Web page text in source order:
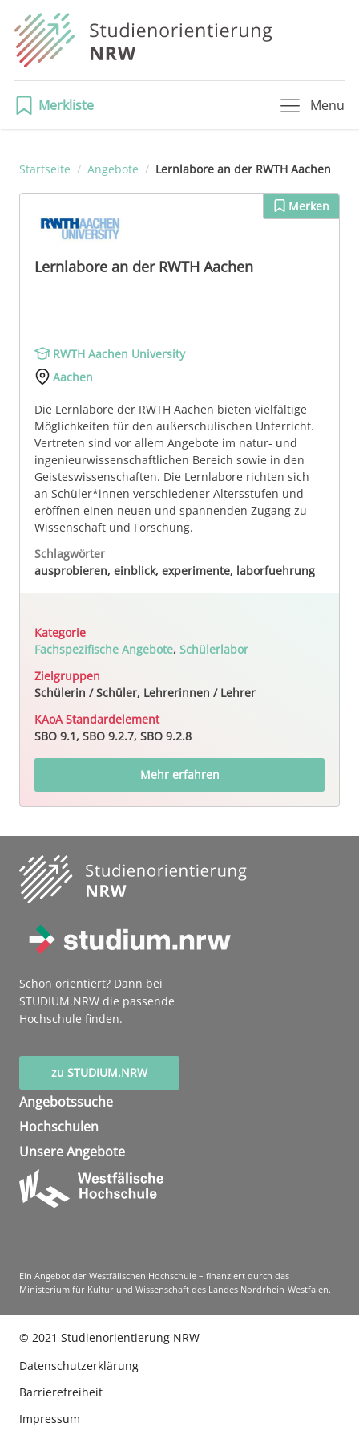
Merkliste Menu
Startseite / Angebote / Lernlabore an der RWTH Aachen
Merken
Lernlabore an der RWTH Aachen
RWTH Aachen University
Aachen
Die Lernlabore der RWTH Aachen bieten vielfältige
Möglichkeiten für den außerschulischen Unterricht.
Vertreten sind vor allem Angebote im natur- und
ingenieurwissenschaftlichen Bereich sowie in den
Geisteswissenschaften. Die Lernlabore richten sich
an Schüler*innen verschiedener Altersstufen und
eröffnen einen neuen und spannenden Zugang zu
Wissenschaft und Forschung.
Schlagwörter
ausprobieren, einblick, experimente, laborfuehrung
Kategorie
Fachspezifische Angebote, Schülerlabor
Zielgruppen
Schülerin / Schüler, Lehrerinnen / Lehrer
KAoA Standardelement
SBO 9.1, SBO 9.2.7, SBO 9.2.8
Mehr erfahren
Schon orientiert? Dann bei
STUDIUM.NRW die passende
Hochschule finden.
zu STUDIUM.NRW
Angebotssuche
Hochschulen
Unsere Angebote
Ein Angebot der Westfälischen Hochschule – finanziert durch das
Ministerium für Kultur und Wissenschaft des Landes Nordrhein-Westfalen.
© 2021 Studienorientierung NRW
Datenschutzerklärung
Barrierefreiheit
Impressum